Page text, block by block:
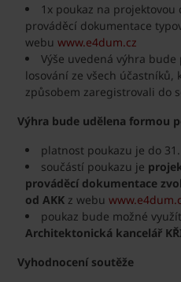
1x poukaz na
prováděcí dokumentace
webu www.e4dum.cz
Výše uvedená výhra
losování ze všech účastníků,
způsobem zaregistrovali do
Výhra bude udělena formou
platnost poukazu je do
součástí poukazu je
prováděcí dokumentace
od AKK z webu
poukaz bude možné
Architektonická kancelář
Vyhodnocení soutěže